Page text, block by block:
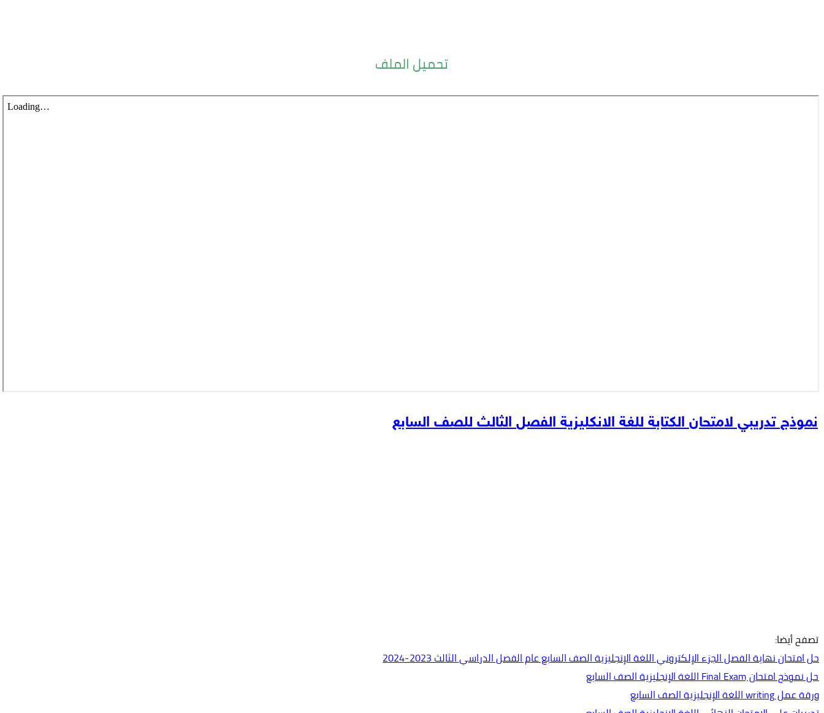
تحميل الملف
نموذج تدريبي لامتحان الكتابة للغة الانكليزية الفصل الثالث للصف السابع
تصفح أيضا:
حل امتحان نهاية الفصل الجزء الإلكتروني اللغة الإنجليزية الصف السابع عام الفصل الدراسي الثالث 2023-2024
حل نموذج امتحان Final Exam اللغة الإنجليزية الصف السابع
ورقة عمل writing اللغة الإنجليزية الصف السابع